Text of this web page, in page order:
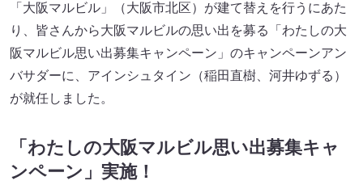
「大阪マルビル」（大阪市北区）が建て替えを行うにあた
り、皆さんから大阪マルビルの思い出を募る「わたしの大
阪マルビル思い出募集キャンペーン」のキャンペーンアン
バサダーに、アインシュタイン（稲田直樹、河井ゆずる）
が就任しました。
「わたしの大阪マルビル思い出募集キャ
ンペーン」実施！